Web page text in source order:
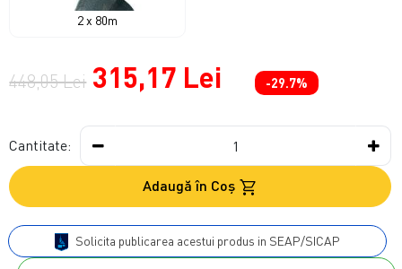
2 x 80m
448,05 Lei 315,17 Lei -29.7%
Cantitate:
Adaugă în Coş
Solicita publicarea acestui produs in SEAP/SICAP